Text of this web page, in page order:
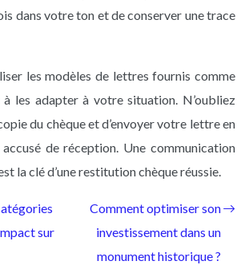
dans votre ton et de conserver une trace
les modèles de lettres fournis comme
les adapter à votre situation. N’oubliez
du chèque et d’envoyer votre lettre en
de réception. Une communication
la clé d’une restitution chèque réussie.
sur
Comment optimiser son
investissement dans un
monument historique ?